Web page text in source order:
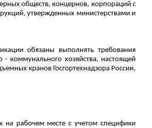
обществ, концернов, корпораций с
утвержденных министерствами и
обязаны выполнять требования
коммунального хозяйства, настоящей
кранов Госгортехнадзора России,
на рабочем месте с учетом специфики